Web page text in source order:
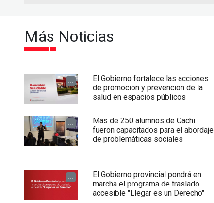
Más Noticias
...
El Gobierno fortalece las acciones
de promoción y prevención de la
salud en espacios públicos
...
Más de 250 alumnos de Cachi
fueron capacitados para el abordaje
de problemáticas sociales
...
El Gobierno provincial pondrá en
marcha el programa de traslado
accesible "Llegar es un Derecho"